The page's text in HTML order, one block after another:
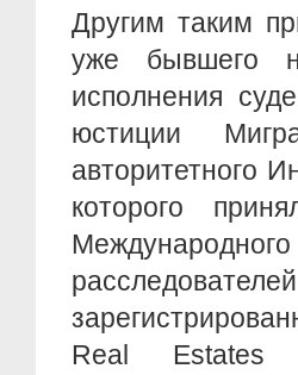
Другим таким
уже бывшего
исполнения
юстиции
авторитетного
которого
Real Estates